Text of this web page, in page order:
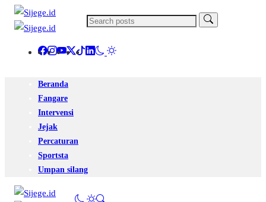
Beranda
Fangare
Intervensi
Jejak
Percaturan
Sportsta
Umpan silang